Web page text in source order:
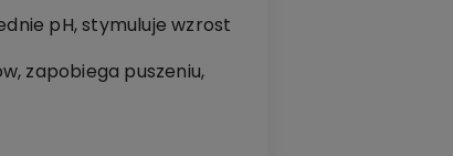
pH, stymuluje wzrost
zapobiega puszeniu,